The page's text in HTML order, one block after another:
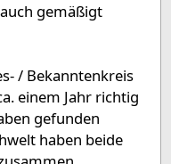
gemäßigt
/ Bekanntenkreis
einem Jahr richtig
gefunden
haben beide